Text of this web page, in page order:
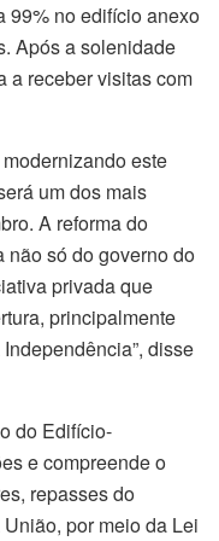
99% no edifício anexo
Após a solenidade
a receber visitas com
este
um dos mais
A reforma do
não só do governo do
privada que
principalmente
disse
do Edifício-
e compreende o
repasses do
por meio da Lei